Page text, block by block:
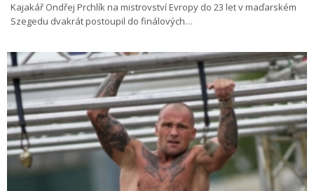
Kajakář Ondřej Prchlík na mistrovství Evropy do 23 let v maďarském
Szegedu dvakrát postoupil do finálových…